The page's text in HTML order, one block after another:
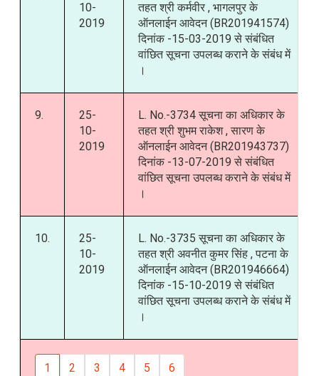
10-
2019
तहत श्री कर्मवीर , भागलपुर के
ऑनलाईन आवेदन (BR201941574)
दिनांक -15-03-2019 से संबंधित
वांछित सूचना उपलब्ध कराने के संबंध में
।
9.
25-
10-
2019
L. No.-3734 सूचना का अधिकार के
तहत श्री शुभम राकेश , सारण के
ऑनलाईन आवेदन (BR201943737)
दिनांक -13-07-2019 से संबंधित
वांछित सूचना उपलब्ध कराने के संबंध में
।
10.
25-
10-
2019
L. No.-3735 सूचना का अधिकार के
तहत श्री अवनीत कुमर सिंह , पटना के
ऑनलाईन आवेदन (BR201946664)
दिनांक -15-10-2019 से संबंधित
वांछित सूचना उपलब्ध कराने के संबंध में
।
1 2 3 4 5 6